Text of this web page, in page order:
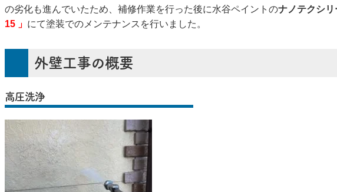
の劣化も進んでいたため、補修作業を行った後に水谷ペイントのナノテクシリ
15 」 にて塗装でのメンテナンスを行いました。
外壁工事の概要
高圧洗浄